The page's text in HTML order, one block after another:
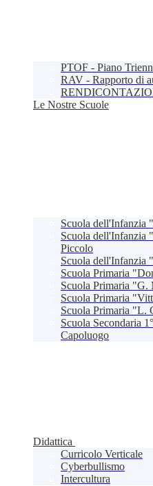
PTOF - Piano
RAV - Rapporto di
Le Nostre Scuole
Scuola dell'Infanzia
Scuola dell'Infanzia
Piccolo
Scuola dell'Infanzia
Scuola Primaria
Scuola Primaria "G.
Scuola Primaria
Scuola Primaria "L.
Scuola Secondaria
Capoluogo
Didattica
Curricolo Verticale
Cyberbullismo
Intercultura